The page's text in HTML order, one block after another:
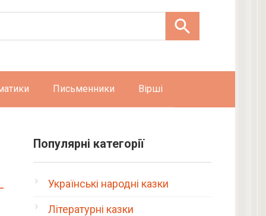
Письменники Вірші
Популярні категорії
Українські народні казки
Літературні казки